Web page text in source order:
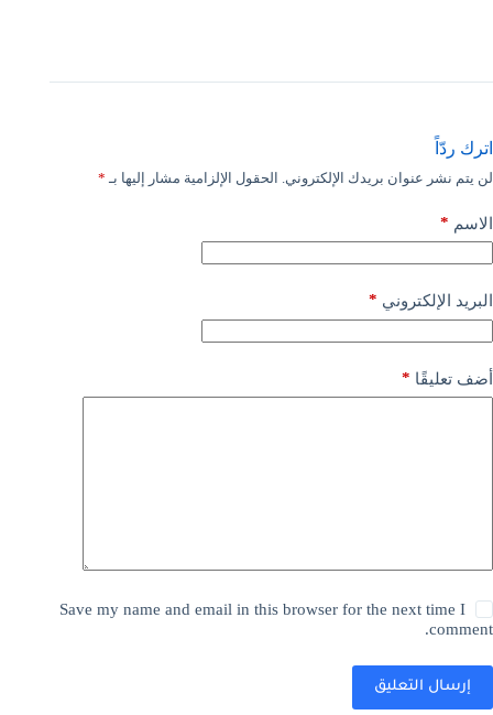
اترك ردّاً
لن يتم نشر عنوان بريدك الإلكتروني. الحقول الإلزامية مشار إليها بـ *
الاسم *
البريد الإلكتروني *
أضف تعليقًا *
Save my name and email in this browser for the next time I
comment.
إرسال التعليق